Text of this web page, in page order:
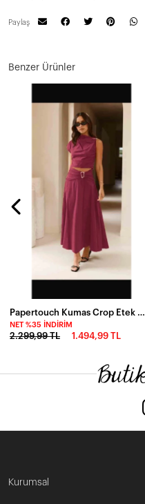
Paylaş
Benzer Ürünler
Papertouch Kumas Crop Etek Takım
NET %35 İNDIRIM
2.299,99 TL 1.494,99 TL
Kurumsal